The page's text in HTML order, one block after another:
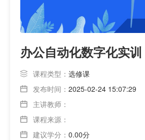
办公自动化数字化实训
课程类型： 选修课
发布时间： 2025-02-24 15:07:29
主讲教师：
课程来源：
建议学分： 0.00分